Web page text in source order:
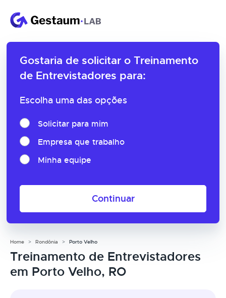
Gostaria de solicitar o Treinamento
de Entrevistadores para:
Escolha uma das opções
Solicitar para mim
Empresa que trabalho
Minha equipe
Continuar
Home Rondônia Porto Velho
Treinamento de Entrevistadores
em Porto Velho, RO